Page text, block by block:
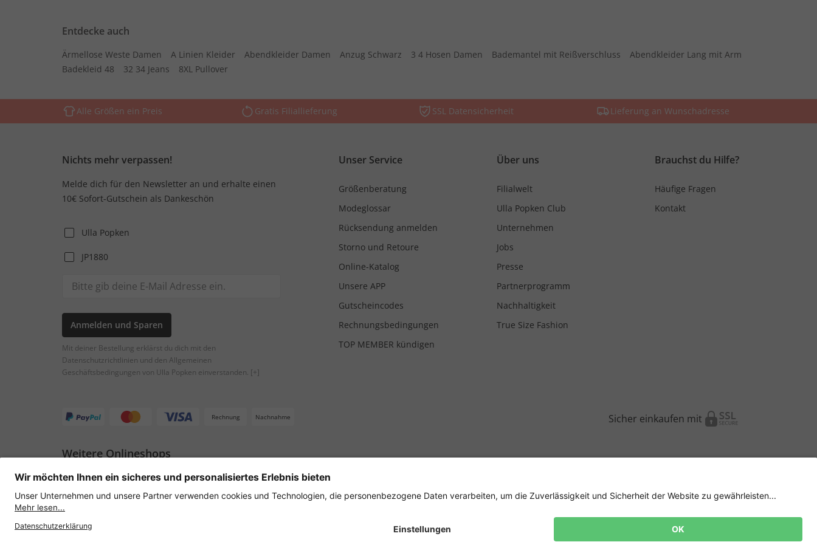
Entdecke auch
Ärmellose Weste Damen A Linien Kleider Abendkleider Damen Anzug Schwarz 3 4 Hosen Damen Bademantel mit Reißverschluss
Abendkleider Lang mit Arm
Badekleid 48
32 34 Jeans 8XL Pullover
Alle Größen ein Preis Gratis Filiallieferung SSL Datensicherheit Lieferung an Wunschadresse
Nichts mehr verpassen!
Melde dich für den Newsletter an und erhalte einen
10€ Sofort-Gutschein als Dankeschön
Ulla Popken
JP1880
Anmelden und Sparen
Mit deiner Bestellung erklärst du dich mit den
Datenschutzrichtlinien und den Allgemeinen
Geschäftsbedingungen von Ulla Popken einverstanden. [+]
Unser Service
Größenberatung
Modeglossar
Rücksendung anmelden
Storno und Retoure
Online-Katalog
Unsere APP
Gutscheincodes
Rechnungsbedingungen
TOP MEMBER kündigen
Über uns
Filialwelt
Ulla Popken Club
Unternehmen
Jobs
Presse
Partnerprogramm
Nachhaltigkeit
True Size Fashion
Brauchst du Hilfe?
Häufige Fragen
Kontakt
Rechnung Nachnahme Sicher einkaufen mit
Weitere Onlineshops
Österreich